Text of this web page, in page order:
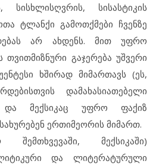
სისხლისღვრის, სისასტიკის
ტლანქი გამოთქმები ჩვენზე
არ ახდენს. მით უფრო
გაჯერება უშვერი
ხშირად მიმართავს (ეს,
დამახასიათებელი
და მექსიკაც უფრო ფაქიზ
ერთიმეორის მიმართ.
მექსიკაში)
და ლიტერატურული